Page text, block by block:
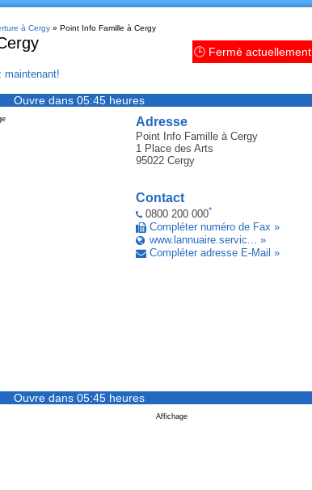
à Cergy» Point Info Famille à Cergy
🕒 Fermé actuellement
maintenant!
Ouvre dans 05:45 heures
Adresse
Point Info Familleà Cergy
1 Place des Arts
95022 Cergy
Contact
0800 200 000*
Compléter numéro de Fax »
www.lannuaire.servic... »
Compléter adresse E-Mail »
Ouvre dans 05:45 heures
Affichage